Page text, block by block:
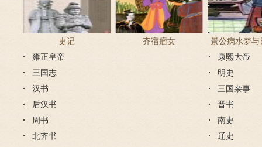
史记 齐宿瘤女
景公病水梦与
教占梦者以
雍正皇帝
康熙大帝
三国志
明史
汉书
三国杂事
后汉书
晋书
周书
南史
北齐书
辽史